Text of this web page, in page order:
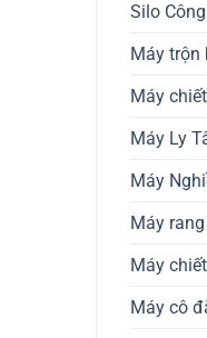
Silo
Máy trộn
Máy
Máy Ly
Máy
Máy
Máy
Máy cô